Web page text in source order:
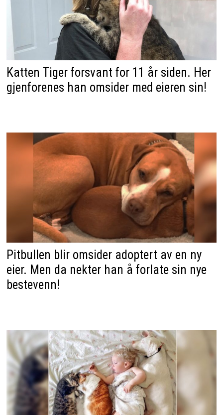
Katten Tiger forsvant for 11 år siden. Her
gjenforenes han omsider med eieren sin!
Pitbullen blir omsider adoptert av en ny
eier. Men da nekter han å forlate sin nye
bestevenn!